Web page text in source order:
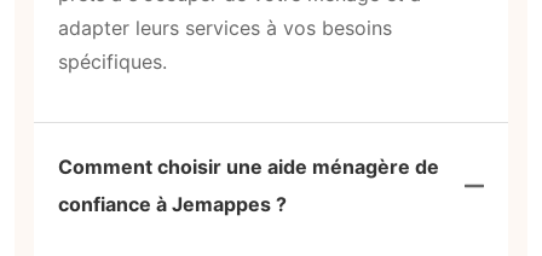
centre de Jemappes ou dans un quartier
environnant, les professionnels locaux sont
prêts à s'occuper de votre ménage et à